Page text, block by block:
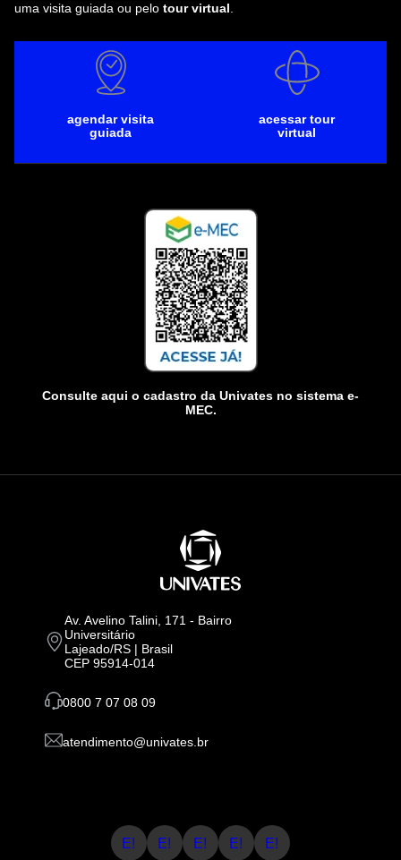
uma visita guiada ou pelo tour virtual
agendar visita
guiada
acessar tour
virtual
Consulte aqui o cadastro da Univates no sistema e-
MEC.
Av. Avelino Talini, 171 - Bairro
Universitário
Lajeado/RS | Brasil
CEP 95914-014
0800 7 07 08 09
atendimento@univates.br
E! E! E! E! E!